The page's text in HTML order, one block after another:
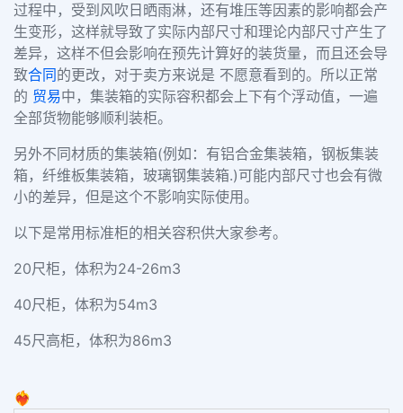
过程中，受到风吹日晒雨淋，还有堆压等因素的影响都会产
生变形，这样就导致了实际内部尺寸和理论内部尺寸产生了
差异，这样不但会影响在预先计算好的装货量，而且还会导
致合同的更改，对于卖方来说是 不愿意看到的。所以正常
的 贸易中，集装箱的实际容积都会上下有个浮动值，一遍
全部货物能够顺利装柜。
另外不同材质的集装箱(例如：有铝合金集装箱，钢板集装
箱，纤维板集装箱，玻璃钢集装箱.)可能内部尺寸也会有微
小的差异，但是这个不影响实际使用。
以下是常用标准柜的相关容积供大家参考。
20尺柜，体积为24-26m3
40尺柜，体积为54m3
45尺高柜，体积为86m3
❤️‍🔥